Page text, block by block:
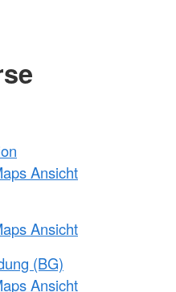
Ansicht
Ansicht
(BG)
Ansicht